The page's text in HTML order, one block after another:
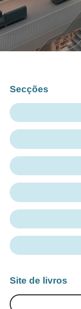
Secções
Site de livros